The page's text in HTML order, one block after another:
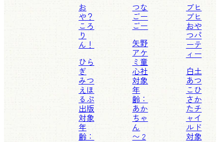
お
や？
ころ
り
ん！
ひら
ぎ
みつ
え ほ
るぷ
出版
対象
年
齢：
つな
ごー
ごー
矢野
アケ
ミ 童
心社
対象
年
齢：
あか
ちゃ
ん
〜 2
ブヒ
ブヒ
おや
つパ
ーテ
ィー
白土
あつ
こひ
さか
たチ
ャイ
ルド
対象